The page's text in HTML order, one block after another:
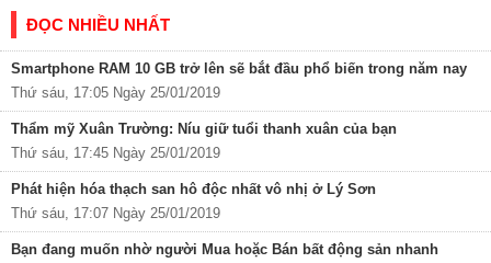
ĐỌC NHIỀU NHẤT
Smartphone RAM 10 GB trở lên sẽ bắt đầu phổ biến trong năm nay
Thứ sáu, 17:05 Ngày 25/01/2019
Thẩm mỹ Xuân Trường: Níu giữ tuổi thanh xuân của bạn
Thứ sáu, 17:45 Ngày 25/01/2019
Phát hiện hóa thạch san hô độc nhất vô nhị ở Lý Sơn
Thứ sáu, 17:07 Ngày 25/01/2019
Bạn đang muốn nhờ người Mua hoặc Bán bất động sản nhanh